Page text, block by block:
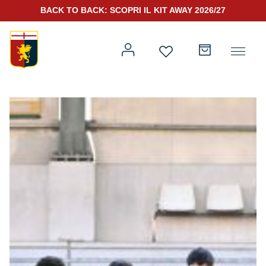
Prima squadra
Genoa for Special
Kit Gara 2026/27
Training
BACK TO BACK: SCOPRI IL KIT AWAY 2026/27